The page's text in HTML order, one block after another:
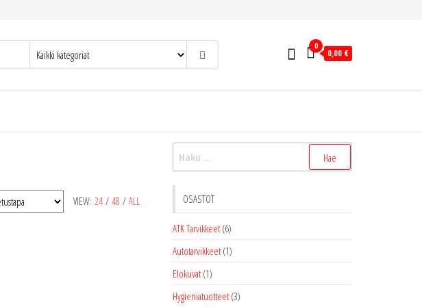
0
0,00 €
VIEW: 24 / 48 / ALL
Haku:
OSASTOT
ATK Tarvikkeet (6)
Autotarvikkeet (1)
Elokuvat (1)
Hygieniatuotteet (3)